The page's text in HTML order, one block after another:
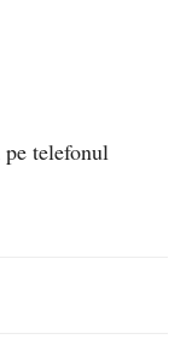
pe telefonul